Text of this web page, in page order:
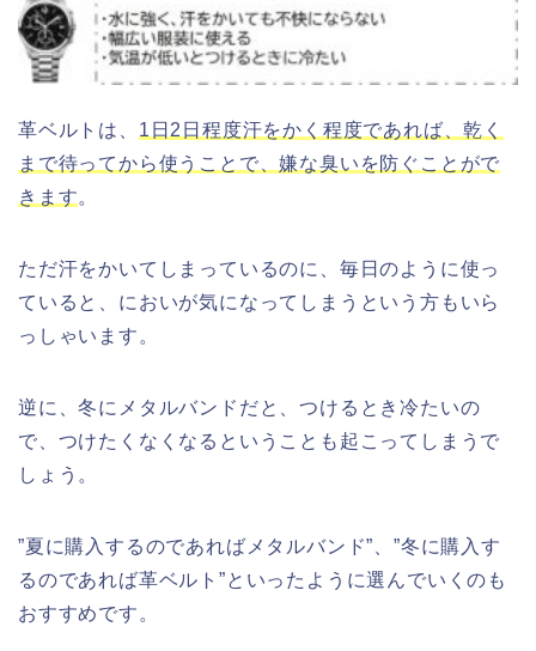
革ベルトは、 1日2日程度汗をかく程度であれば、乾く
まで待ってから使うことで、嫌な臭いを防ぐことがで
きます。
ただ汗をかいてしまっているのに、毎日のように使っ
ていると、においが気になってしまうという方もいら
っしゃいます。
逆に、冬にメタルバンドだと、つけるとき冷たいの
で、つけたくなくなるということも起こってしまうで
しょう。
”夏に購入するのであればメタルバンド”、”冬に購入す
るのであれば革ベルト”といったように選んでいくのも
おすすめです。